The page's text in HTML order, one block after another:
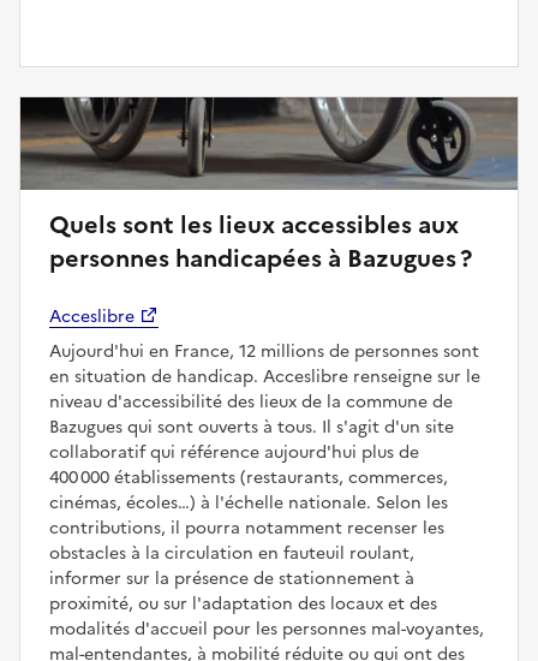
Quels sont les lieux accessibles aux
personnes handicapées à Bazugues ?
Acceslibre
Aujourd'hui en France, 12 millions de personnes sont
en situation de handicap. Acceslibre renseigne sur le
niveau d'accessibilité des lieux de la commune de
Bazugues qui sont ouverts à tous. Il s'agit d'un site
collaboratif qui référence aujourd'hui plus de
400 000 établissements (restaurants, commerces,
cinémas, écoles…) à l'échelle nationale. Selon les
contributions, il pourra notamment recenser les
obstacles à la circulation en fauteuil roulant,
informer sur la présence de stationnement à
proximité, ou sur l'adaptation des locaux et des
modalités d'accueil pour les personnes mal-voyantes,
mal-entendantes, à mobilité réduite ou qui ont des